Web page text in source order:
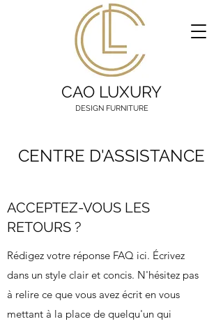
CAO LUXURY
DESIGN FURNITURE
CENTRE D'ASSISTANCE
ACCEPTEZ-VOUS LES
RETOURS ?
Rédigez votre réponse FAQ ici. Écrivez
dans un style clair et concis. N'hésitez pas
à relire ce que vous avez écrit en vous
mettant à la place de quelqu'un qui